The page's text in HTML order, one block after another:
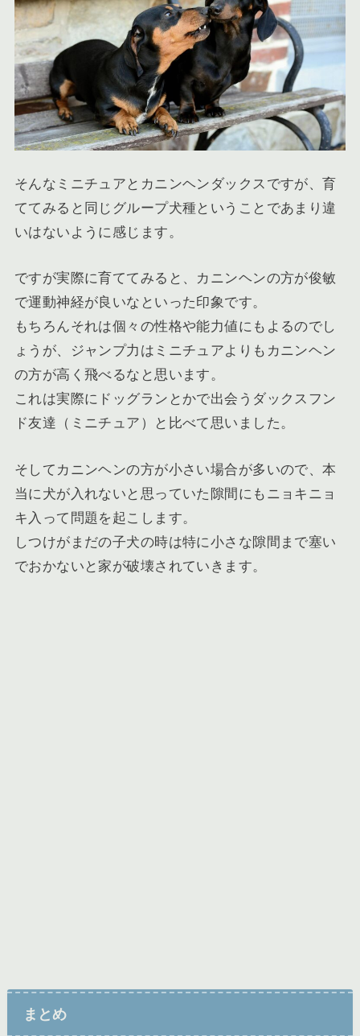
そんなミニチュアとカニンヘンダックスですが、育
ててみると同じグループ犬種ということであまり違
いはないように感じます。
ですが実際に育ててみると、カニンヘンの方が俊敏
で運動神経が良いなといった印象です。
もちろんそれは個々の性格や能力値にもよるのでし
ょうが、ジャンプ力はミニチュアよりもカニンヘン
の方が高く飛べるなと思います。
これは実際にドッグランとかで出会うダックスフン
ド友達（ミニチュア）と比べて思いました。
そしてカニンヘンの方が小さい場合が多いので、本
当に犬が入れないと思っていた隙間にもニョキニョ
キ入って問題を起こします。
しつけがまだの子犬の時は特に小さな隙間まで塞い
でおかないと家が破壊されていきます。
まとめ